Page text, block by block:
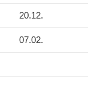
20.12.
07.02.